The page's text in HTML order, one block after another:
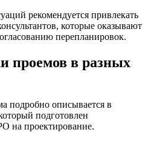
рекомендуется привлекать
которые оказывают
перепланировок.
проемов в разных
подробно описывается в
подготовлен
на проектирование.